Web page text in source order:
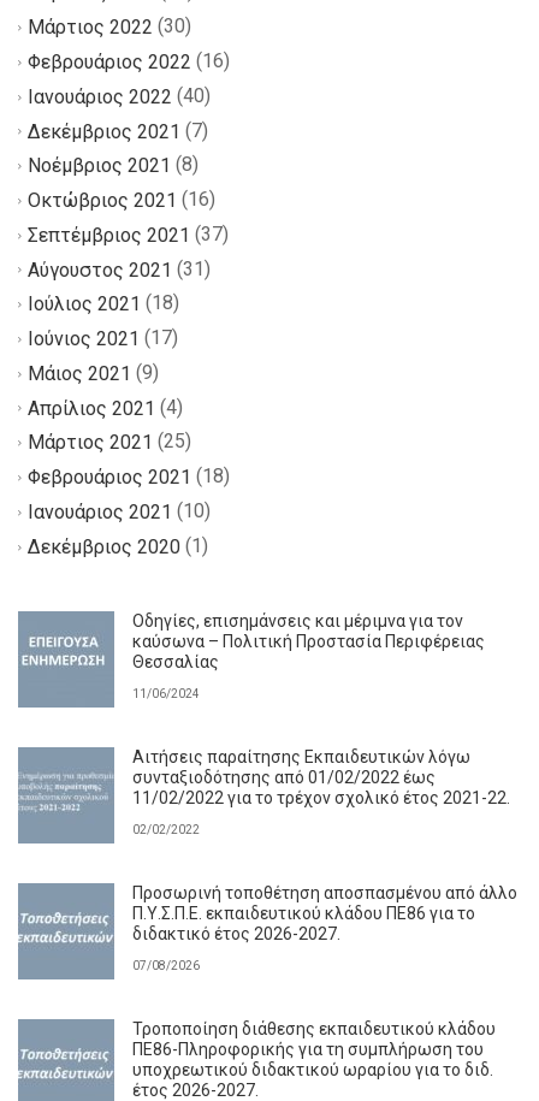
Μάρτιος 2022 (30)
Φεβρουάριος 2022 (16)
Ιανουάριος 2022 (40)
Δεκέμβριος 2021 (7)
Νοέμβριος 2021 (8)
Οκτώβριος 2021 (16)
Σεπτέμβριος 2021 (37)
Αύγουστος 2021 (31)
Ιούλιος 2021 (18)
Ιούνιος 2021 (17)
Μάιος 2021 (9)
Απρίλιος 2021 (4)
Μάρτιος 2021 (25)
Φεβρουάριος 2021 (18)
Ιανουάριος 2021 (10)
Δεκέμβριος 2020 (1)
Οδηγίες, επισημάνσεις και μέριμνα για τον
καύσωνα – Πολιτική Προστασία Περιφέρειας
Θεσσαλίας
11/06/2024
Αιτήσεις παραίτησης Εκπαιδευτικών λόγω
συνταξιοδότησης από 01/02/2022 έως
11/02/2022 για το τρέχον σχολικό έτος 2021-22.
02/02/2022
Προσωρινή τοποθέτηση αποσπασμένου από άλλο
Π.Υ.Σ.Π.Ε. εκπαιδευτικού κλάδου ΠΕ86 για το
διδακτικό έτος 2026-2027.
07/08/2026
Τροποποίηση διάθεσης εκπαιδευτικού κλάδου
ΠΕ86-Πληροφορικής για τη συμπλήρωση του
υποχρεωτικού διδακτικού ωραρίου για το διδ.
έτος 2026-2027.